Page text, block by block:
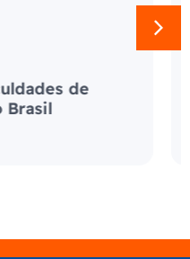
2026: entenda
da